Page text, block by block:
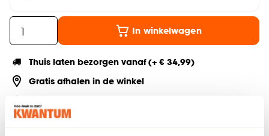
In winkelwagen
Thuis laten bezorgen vanaf (+ € 34,99)
Gratis afhalen in de winkel